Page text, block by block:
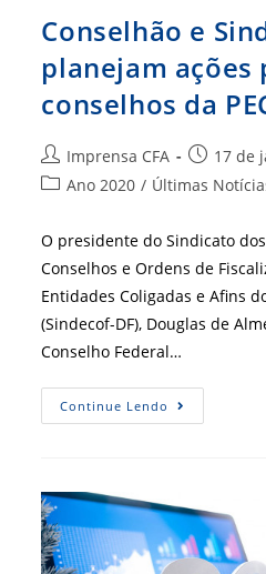
Conselhão e
planejam ações
conselhos da
Autor
do
Imprensa CFA
Post
publicado:
17 de
Categoria
post:
Ano 2020 / Últimas
O presidente do Sindicato
Conselhos e Ordens de
Entidades Coligadas e Afins
(Sindecof-DF), Douglas de
Conselho Federal…
Continue Lendo Conselhão
E
Proteger
Conselhos
Da
PEC
108